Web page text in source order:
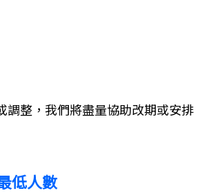
調整，我們將盡量協助改期或安排
低人數